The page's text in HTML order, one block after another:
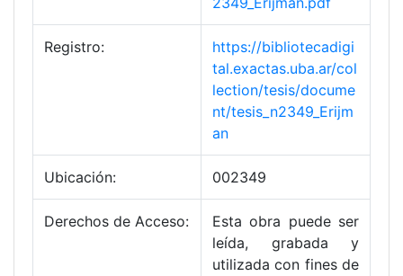
Registro:
https://bibliotecadigi
tal.exactas.uba.ar/col
lection/tesis/docume
nt/tesis_n2349_Erijm
an
Ubicación: 002349
Derechos de Acceso:
Esta obra puede ser
leída, grabada y
utilizada con fines de